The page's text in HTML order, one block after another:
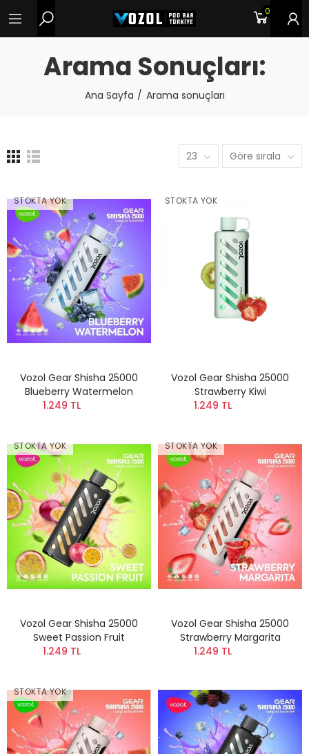
0
Arama Sonuçları:
Ana Sayfa Arama sonuçları
23 Göre sırala
STOKTA YOK
Vozol Gear Shisha 25000
Blueberry Watermelon
1.249 TL
STOKTA YOK
Vozol Gear Shisha 25000
Strawberry Kiwi
1.249 TL
STOKTA YOK
Vozol Gear Shisha 25000
Sweet Passion Fruit
1.249 TL
STOKTA YOK
Vozol Gear Shisha 25000
Strawberry Margarita
1.249 TL
STOKTA YOK